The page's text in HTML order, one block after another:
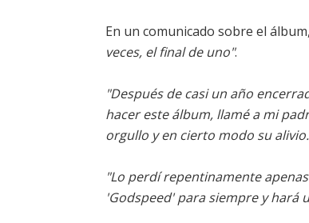
En un comunicado sobre el
veces, el final de uno".
"Después de casi un año
hacer este álbum, llamé a mi
orgullo y en cierto modo su
"Lo perdí repentinamente
'Godspeed' para siempre y hará